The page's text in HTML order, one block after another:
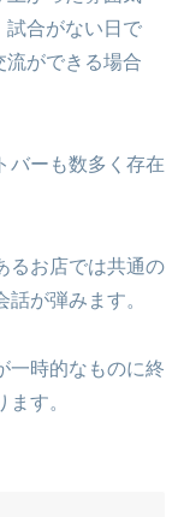
試合がない日で
流ができる場合
バーも数多く存在
るお店では共通の
が弾みます。
一時的なものに終
す。